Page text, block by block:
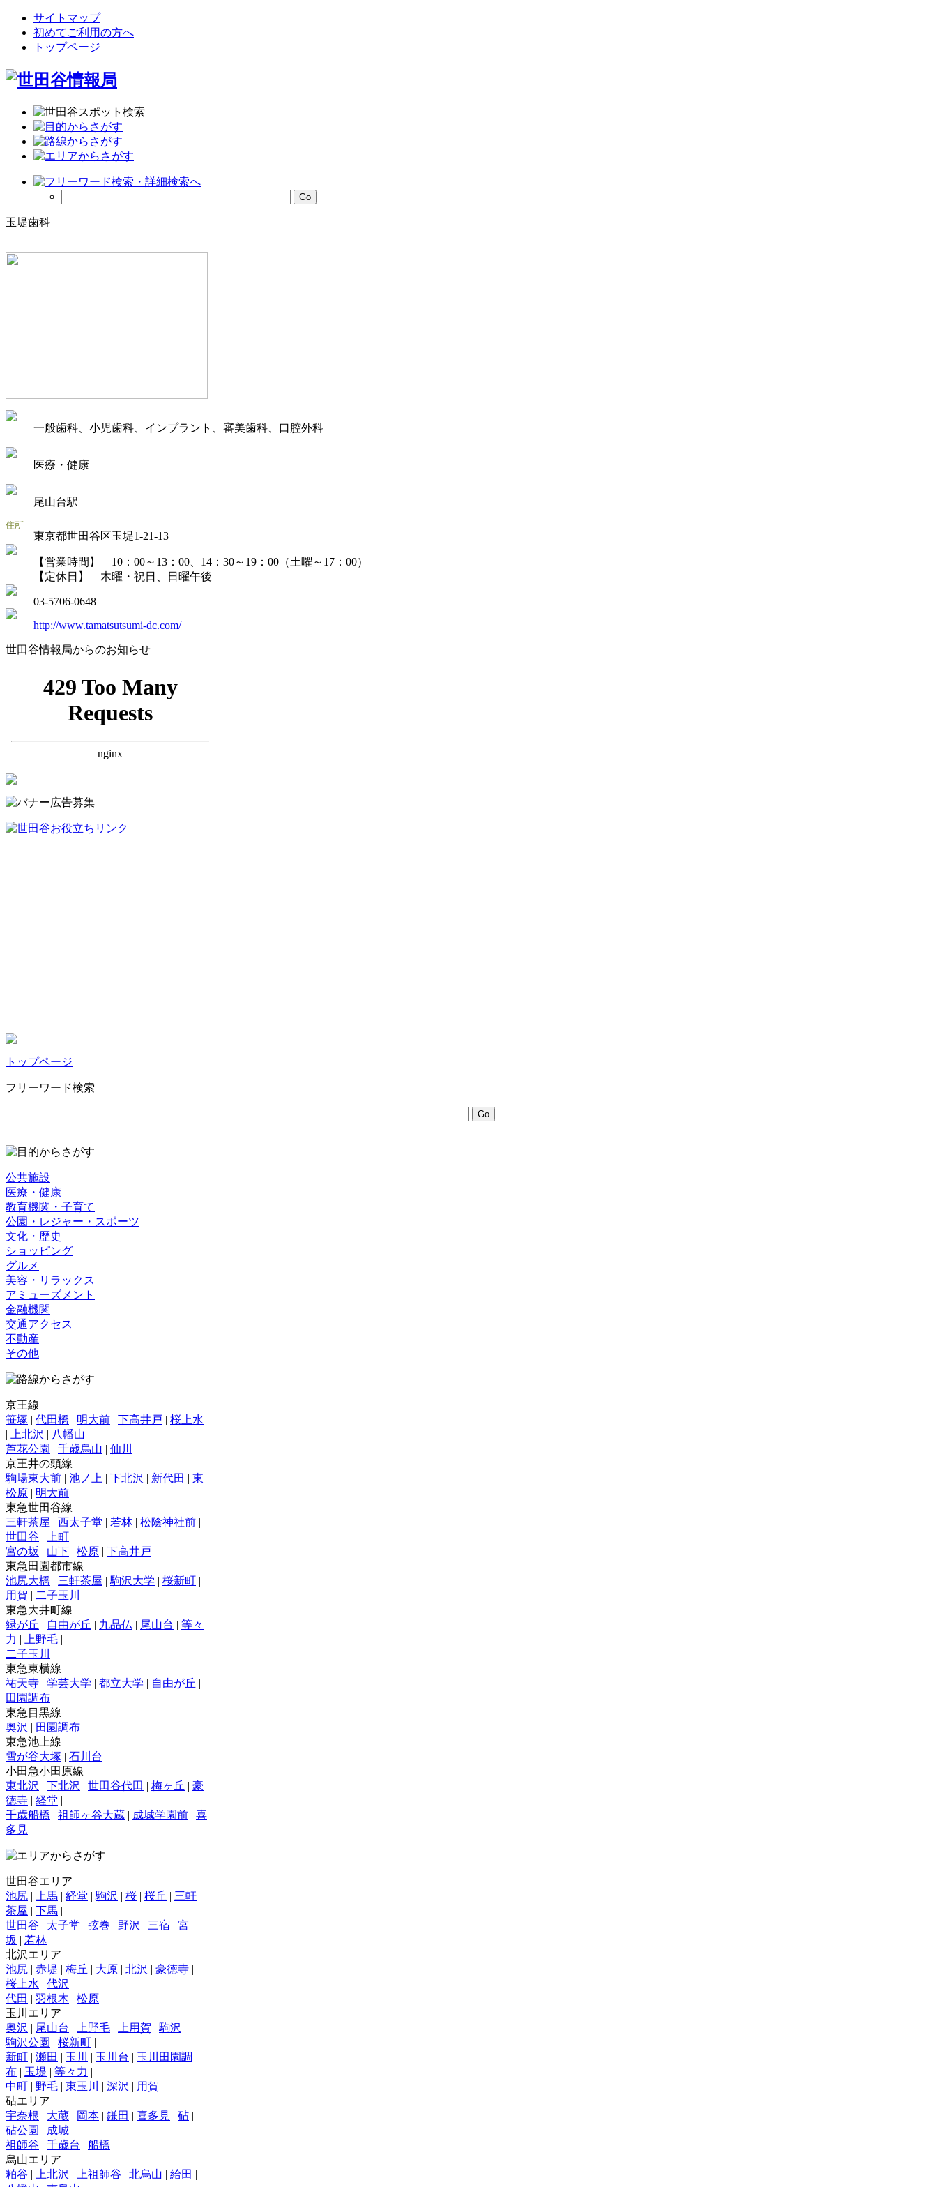
サイトマップ
初めてご利用の方へ
トップページ
玉堤歯科
一般歯科、小児歯科、インプラント、審美歯科、口腔外科
医療・健康
尾山台駅
東京都世田谷区玉堤1-21-13
【営業時間】 10：00～13：00、14：30～19：00（土曜～17：00）
【定休日】 木曜・祝日、日曜午後
03-5706-0648
http://www.tamatsutsumi-dc.com/
世田谷情報局からのお知らせ
トップページ
フリーワード検索
公共施設
医療・健康
教育機関・子育て
公園・レジャー・スポーツ
文化・歴史
ショッピング
グルメ
美容・リラックス
アミューズメント
金融機関
交通アクセス
不動産
その他
京王線
笹塚 | 代田橋 | 明大前 | 下高井戸 | 桜上水
|
上北沢 | 八幡山 |
芦花公園 | 千歳烏山 | 仙川
京王井の頭線
駒場東大前 | 池ノ上 | 下北沢 | 新代田 | 東
松原 | 明大前
東急世田谷線
三軒茶屋 | 西太子堂 | 若林 | 松陰神社前 |
世田谷 | 上町 |
宮の坂 | 山下 | 松原 | 下高井戸
東急田園都市線
池尻大橋 | 三軒茶屋 | 駒沢大学 | 桜新町 |
用賀 | 二子玉川
東急大井町線
緑が丘 | 自由が丘 | 九品仏 | 尾山台 | 等々
力 | 上野毛 |
二子玉川
東急東横線
祐天寺 | 学芸大学 | 都立大学 | 自由が丘 |
田園調布
東急目黒線
奥沢 | 田園調布
東急池上線
雪が谷大塚 | 石川台
小田急小田原線
東北沢 | 下北沢 | 世田谷代田 | 梅ヶ丘 | 豪
徳寺 | 経堂 |
千歳船橋 | 祖師ヶ谷大蔵 | 成城学園前 | 喜
多見
世田谷エリア
池尻 | 上馬 | 経堂 | 駒沢 | 桜 | 桜丘 | 三軒
茶屋 | 下馬 |
世田谷 | 太子堂 | 弦巻 | 野沢 | 三宿 | 宮
坂 | 若林
北沢エリア
池尻 | 赤堤 | 梅丘 | 大原 | 北沢 | 豪徳寺 |
桜上水 | 代沢 |
代田 | 羽根木 | 松原
玉川エリア
奥沢 | 尾山台 | 上野毛 | 上用賀 | 駒沢 |
駒沢公園 | 桜新町 |
新町 | 瀬田 | 玉川 | 玉川台 | 玉川田園調
布 | 玉堤 | 等々力 |
中町 | 野毛 | 東玉川 | 深沢 | 用賀
砧エリア
宇奈根 | 大蔵 | 岡本 | 鎌田 | 喜多見 | 砧 |
砧公園 | 成城 |
祖師谷 | 千歳台 | 船橋
烏山エリア
粕谷 | 上北沢 | 上祖師谷 | 北烏山 | 給田 |